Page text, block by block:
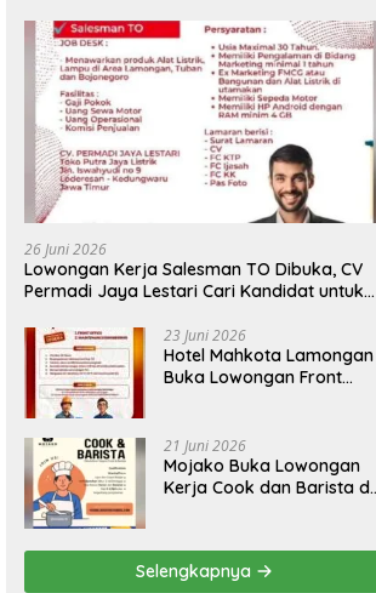
26 Juni 2026
Lowongan Kerja Salesman TO Dibuka, CV
Permadi Jaya Lestari Cari Kandidat untuk
23 Juni 2026
Hotel Mahkota Lamongan
Buka Lowongan Front
Syaratnya
21 Juni 2026
Mojako Buka Lowongan
Kerja Cook dan Barista di
Selengkapnya